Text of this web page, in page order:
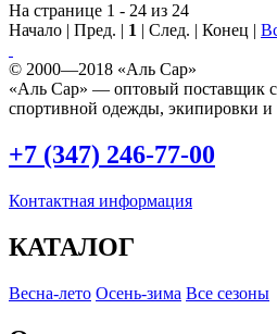
На странице 1 - 24 из 24
Начало | Пред. | 1 | След. | Конец |
© 2000—2018 «Аль Сар»
«Аль Сар» — оптовый поставщик
спортивной одежды, экипировки и
+7 (347) 246-77-00
Контактная информация
КАТАЛОГ
Весна-лето Осень-зима Все сезоны